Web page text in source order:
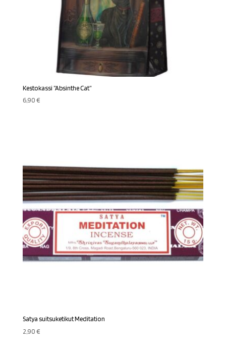
Kestokassi ”Absinthe Cat”
6,90€
Satya suitsuketikut Meditation
2,90€